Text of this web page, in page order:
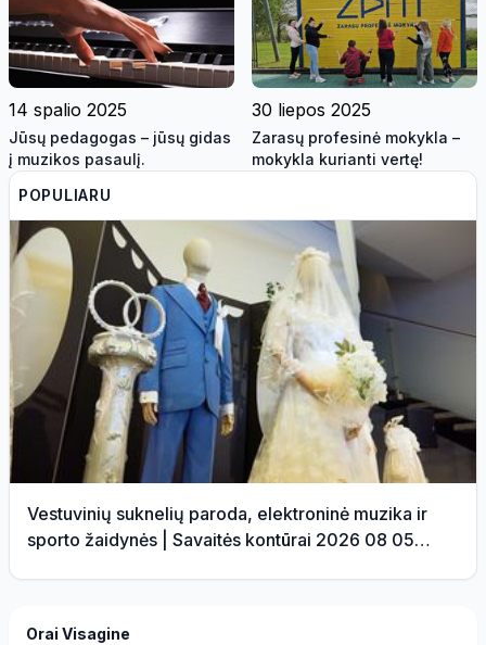
14 spalio 2025
Jūsų pedagogas – jūsų gidas
į muzikos pasaulį.
30 liepos 2025
Zarasų profesinė mokykla –
mokykla kurianti vertę!
POPULIARU
Vestuvinių suknelių paroda, elektroninė muzika ir
sporto žaidynės | Savaitės kontūrai 2026 08 05
Orai Visagine